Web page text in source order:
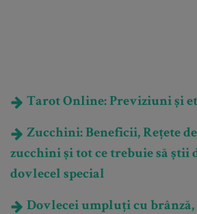
Tarot Online: Previziuni și
Zucchini: Beneficii, Rețete
zucchini și tot ce trebuie să știi
dovlecel special
Dovlecei umpluți cu